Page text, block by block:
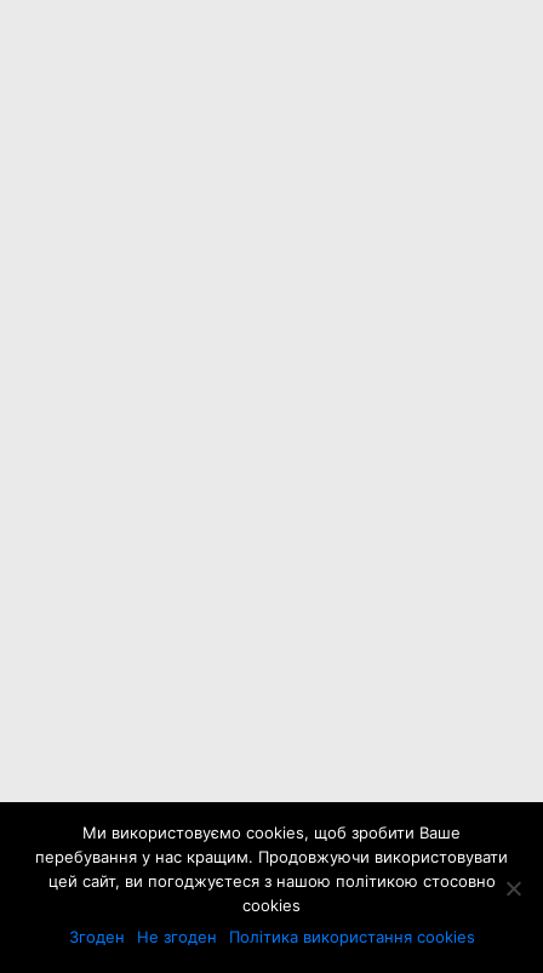
Ми використовуємо cookies, щоб зробити Ваше
перебування у нас кращим. Продовжуючи використовувати
цей сайт, ви погоджуєтеся з нашою політикою стосовно
cookies
Згоден
Не згоден Політика використання cookies